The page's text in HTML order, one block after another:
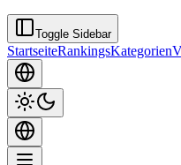
Toggle Sidebar
StartseiteRankingsKategorien